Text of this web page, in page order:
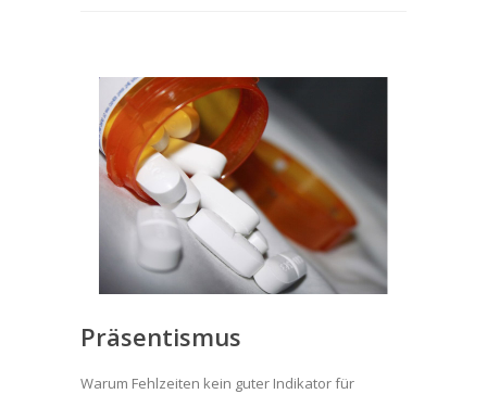
Präsentismus
Warum Fehlzeiten kein guter Indikator für